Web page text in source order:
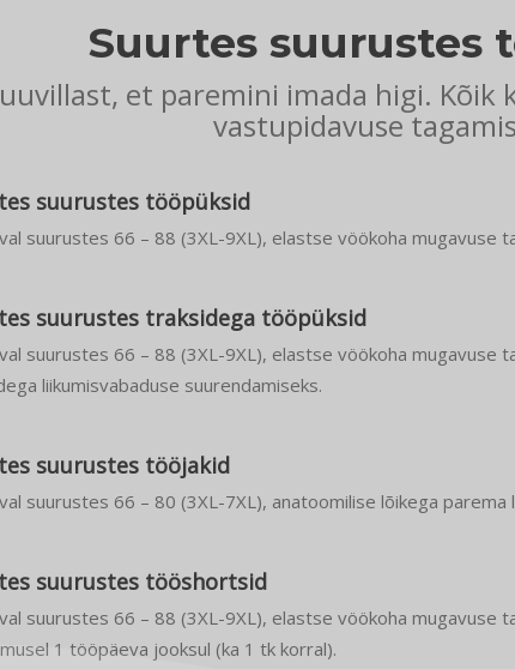
Suurtes suurustes
et paremini imada higi.
vastupidavuse
suurustes tööpüksid
suurustes 66 – 88 (3XL-9XL), elastse vöökoha mugavuse
suurustes traksidega tööpüksid
suurustes 66 – 88 (3XL-9XL), elastse vöökoha mugavuse
liikumisvabaduse suurendamiseks.
suurustes tööjakid
suurustes 66 – 80 (3XL-7XL), anatoomilise lõikega parema
suurustes tööshortsid
suurustes 66 – 88 (3XL-9XL), elastse vöökoha mugavuse
1 tööpäeva jooksul (ka 1 tk korral).